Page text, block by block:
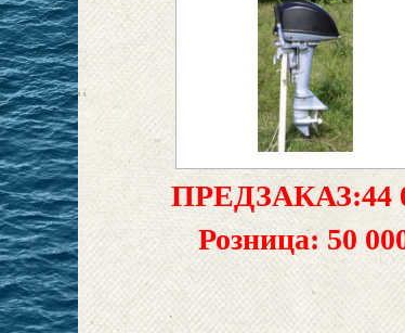
ПРЕДЗАКАЗ:44
Розница: 50